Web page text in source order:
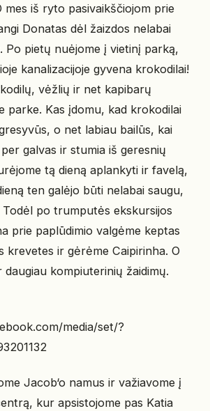
mes iš ryto pasivaikščiojom prie
Donatas dėl žaizdos nelabai
Po pietų nuėjome į vietinį parką,
kanalizacijoje gyvena krokodilai!
vėžlių ir net kapibarų
parke. Kas įdomu, kad krokodilai
o net labiau bailūs, kai
galvas ir stumia iš geresnių
tą dieną aplankyti ir favelą,
ten galėjo būti nelabai saugu,
Todėl po trumputės ekskursijos
prie paplūdimio valgėme keptas
krevetes ir gėrėme Caipirinha. O
kompiuterinių žaidimų.
media/set/?
Jacob‘o namus ir važiavome į
kur apsistojome pas Katia